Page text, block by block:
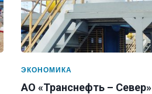
ЭКОНОМИКА
АО «Транснефть – Север»